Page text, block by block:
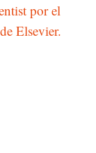
por el
Elsevier.